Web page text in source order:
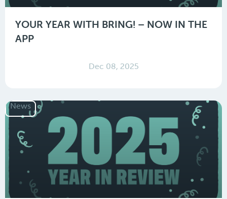
YOUR YEAR WITH BRING! – NOW IN THE
APP
Dec 08, 2025
News